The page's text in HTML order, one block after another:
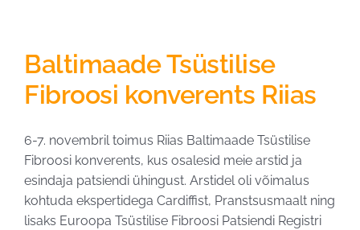
Baltimaade Tsüstilise
Fibroosi konverents Riias
6-7. novembril toimus Riias Baltimaade Tsüstilise
Fibroosi konverents, kus osalesid meie arstid ja
esindaja patsiendi ühingust. Arstidel oli võimalus
kohtuda ekspertidega Cardiffist, Pranstsusmaalt ning
lisaks Euroopa Tsüstilise Fibroosi Patsiendi Registri